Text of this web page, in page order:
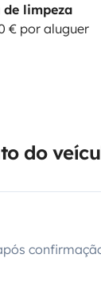
de limpeza
€ por aluguer
do